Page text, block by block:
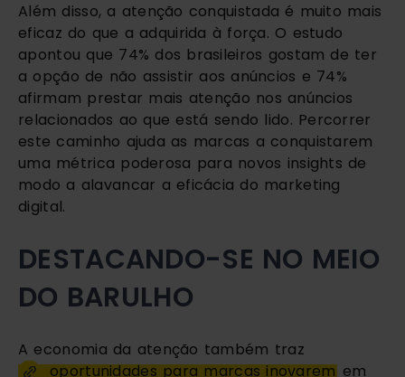
Além disso, a atenção conquistada é muito mais
eficaz do que a adquirida à força. O estudo
apontou que 74% dos brasileiros gostam de ter
a opção de não assistir aos anúncios e 74%
afirmam prestar mais atenção nos anúncios
relacionados ao que está sendo lido. Percorrer
este caminho ajuda as marcas a conquistarem
uma métrica poderosa para novos insights de
modo a alavancar a eficácia do marketing
digital.
DESTACANDO-SE NO MEIO
DO BARULHO
A economia da atenção também traz
oportunidades para marcas inovaremem